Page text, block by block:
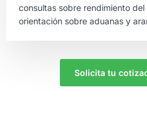
consultas sobre rendimiento
orientación sobre aduanas y
Solicita tu